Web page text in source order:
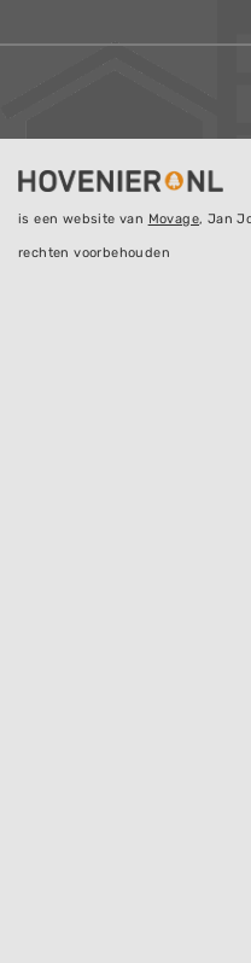
is een website van Movage, Jan
rechten voorbehouden